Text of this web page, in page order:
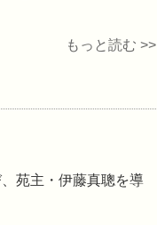
もっと読む >>
苑主・伊藤真聰を導